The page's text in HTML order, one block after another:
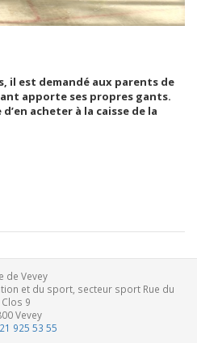
il est demandé aux parents de
apporte ses propres gants.
acheter à la caisse de la
de Vevey
et du sport, secteur sport Rue du
Clos 9
Vevey
925 53 55